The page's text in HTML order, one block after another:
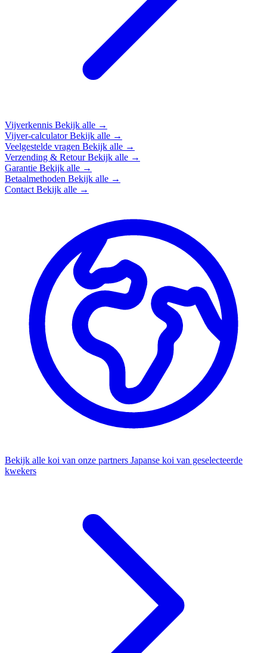
Vijverkennis Bekijk alle →
Vijver-calculatorBekijk alle →
Veelgestelde vragen Bekijk alle →
Verzending & RetourBekijk alle →
Garantie Bekijk alle →
Betaalmethoden Bekijk alle →
Contact Bekijk alle →
Bekijk alle koi van onze partners Japanse koi van geselecteerde
kwekers